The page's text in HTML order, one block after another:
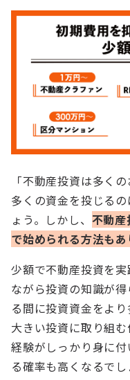
「不動産投資は多く
多くの資金を投じる
ょう。しかし、 不動
で始められる方法もあ
少額で不動産投資を
ながら投資の知識が
る間に投資資金をよ
大きい投資に取り組
経験がしっかり身に
る確率も高くなるでし